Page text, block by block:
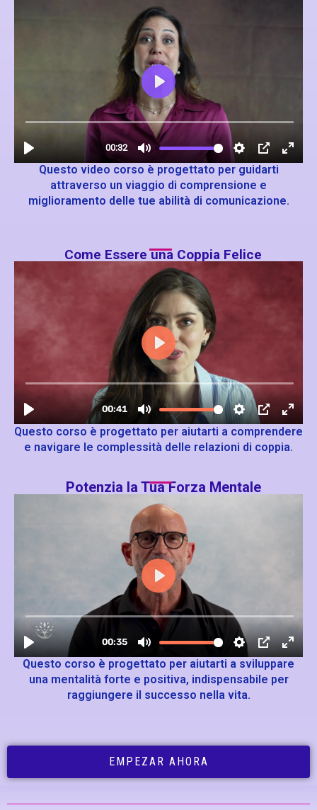
Questo video corso è progettato per guidarti
attraverso un viaggio di comprensione e
miglioramento delle tue abilità di comunicazione.
Come Essere una Coppia Felice
Questo corso è progettato per aiutarti a comprendere
e navigare le complessità delle relazioni di coppia.
Potenzia la Tua Forza Mentale
Questo corso è progettato per aiutarti a sviluppare
una mentalità forte e positiva, indispensabile per
raggiungere il successo nella vita.
EMPEZAR AHORA